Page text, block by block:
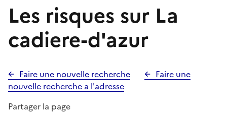
Les risques sur La
cadiere-d'azur
Faire une nouvelle recherche
Faire une
nouvelle recherche a l'adresse
Partager la page